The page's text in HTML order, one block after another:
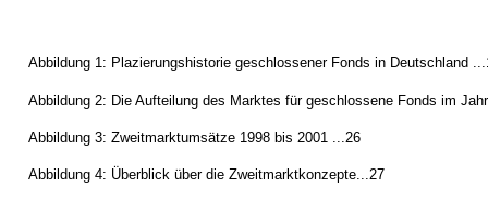
Abbildung 1: Plazierungshistorie geschlossener Fonds in Deutschland
Abbildung 2: Die Aufteilung des Marktes für geschlossene Fonds im
Abbildung 3: Zweitmarktumsätze 1998 bis 2001 ...26
Abbildung 4: Überblick über die Zweitmarktkonzepte...27